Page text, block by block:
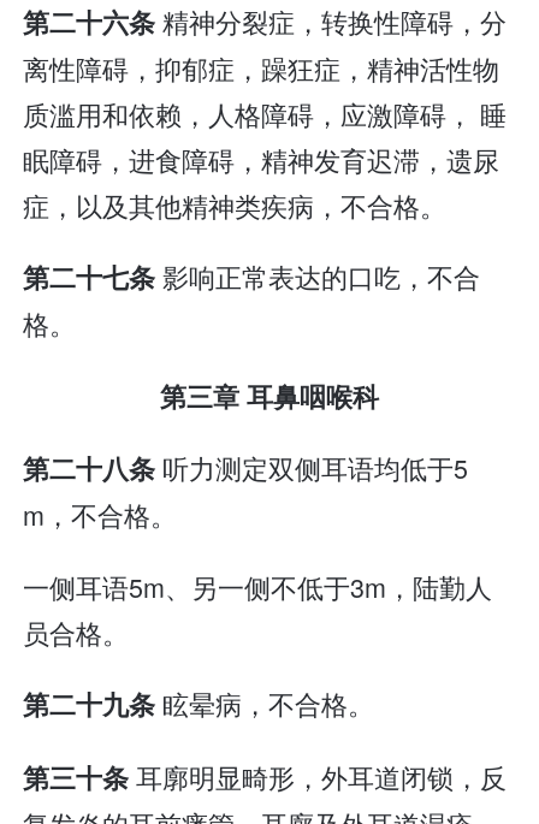
第二十六条精神分裂症，转换性障碍，分
离性障碍，抑郁症，躁狂症，精神活性物
质滥用和依赖，人格障碍，应激障碍， 睡
眠障碍，进食障碍，精神发育迟滞，遗尿
症，以及其他精神类疾病，不合格。
第二十七条影响正常表达的口吃，不合
格。
第三章 耳鼻咽喉科
第二十八条 听力测定双侧耳语均低于5
m，不合格。
一侧耳语5m、另一侧不低于3m，陆勤人
员合格。
第二十九条 眩晕病，不合格。
第三十条耳廓明显畸形，外耳道闭锁，反